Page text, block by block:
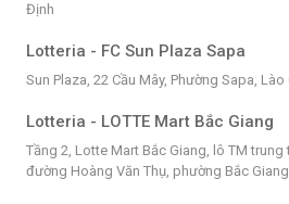
Định
Lotteria - FC Sun Plaza Sapa
Sun Plaza, 22 Cầu Mây, Phường Sapa, Lào
Lotteria - LOTTE Mart Bắc Giang
Tầng 2, Lotte Mart Bắc Giang, lô TM trung
đường Hoàng Văn Thụ, phường Bắc